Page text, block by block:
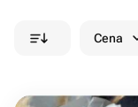
Cena